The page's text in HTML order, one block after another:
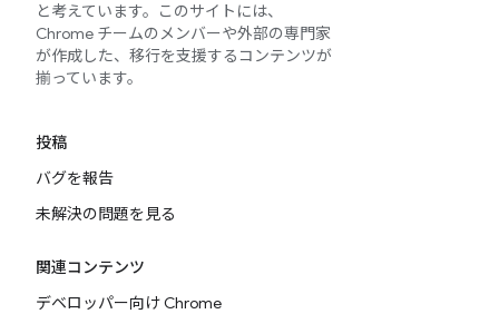
と考えています。このサイトには、
Chrome チームのメンバーや外部の専門家
が作成した、移行を支援するコンテンツが
揃っています。
投稿
バグを報告
未解決の問題を見る
関連コンテンツ
デベロッパー向け Chrome